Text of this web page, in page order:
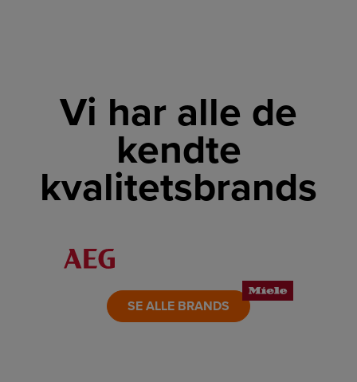
Vi har alle de
kendte
kvalitetsbrands
LINK
SE ALLE BRANDS